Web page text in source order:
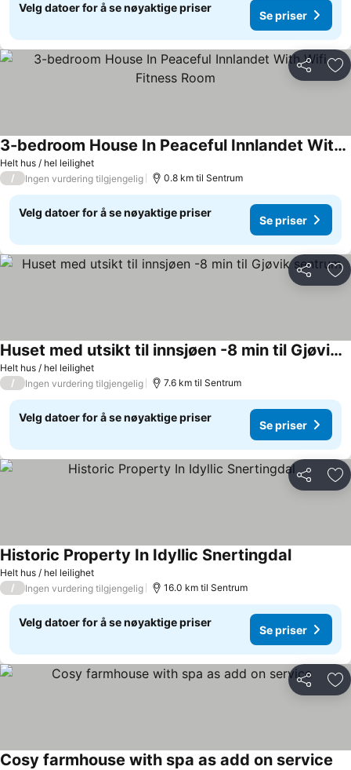
Velg datoer for å se nøyaktige priser
Se priser
Del
Helt hus / hel leilighet
3-bedroom House In Peaceful Innlandet With Wifi, Fitness Room
/ Ingen vurdering tilgjengelig 0.8 km til Sentrum
Velg datoer for å se nøyaktige priser
Se priser
Del
Helt hus / hel leilighet
Huset med utsikt til innsjøen -8 min til Gjøvik sentrum
/ Ingen vurdering tilgjengelig 7.6 km til Sentrum
Velg datoer for å se nøyaktige priser
Se priser
Del
Helt hus / hel leilighet
Historic Property In Idyllic Snertingdal
/ Ingen vurdering tilgjengelig 16.0 km til Sentrum
Velg datoer for å se nøyaktige priser
Se priser
Del
Cosy farmhouse with spa as add on service